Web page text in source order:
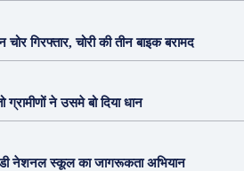
गिरफ्तार, चोरी की तीन बाइक बरामद
ने उसमे बो दिया धान
नेशनल स्कूल का जागरूकता अभियान